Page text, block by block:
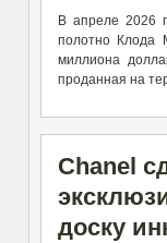
В апреле 2026
полотно Клода
миллиона
проданная на
Chanel
доску